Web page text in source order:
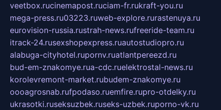
veetbox.rucinemapost.ruciam-fr.rukraft-you.ru
mega-press.ru03223.ruweb-explore.rurastenuya.ru
eurovision-russia.rustrah-news.rufreeride-team.ru
itrack-24.rusexshopexpress.ruautostudiopro.ru
alabuga-cityhotel.rupornv.ruatlantpereezd.ru
bud-em-znakomye.rua-cdc.ruelektrostal-news.ru
korolevremont-market.rubudem-znakomye.ru
oooagrosnab.rufpodaso.ruemfire.rupro-otdelky.ru
ukrasotki.ruseksuzbek.ruseks-uzbek.ruporno-vk.ru